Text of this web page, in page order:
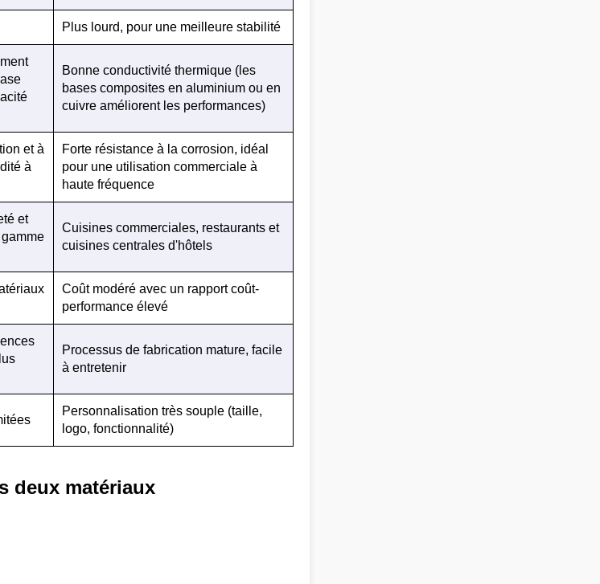
Plus lourd, pour une meilleure stabilité
Bonne conductivité thermique (les
bases composites en aluminium ou en
cuivre améliorent les performances)
et à
à
Forte résistance à la corrosion, idéal
pour une utilisation commerciale à
haute fréquence
et
Cuisines commerciales, restaurants et
cuisines centrales d'hôtels
Coût modéré avec un rapport coût-
performance élevé
Processus de fabrication mature, facile
à entretenir
Personnalisation très souple (taille,
logo, fonctionnalité)
deux matériaux